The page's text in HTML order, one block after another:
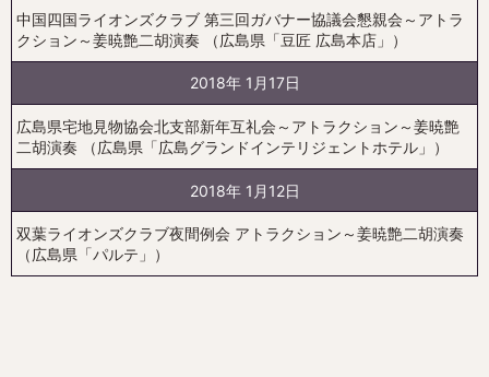
中国四国ライオンズクラブ 第三回ガバナー協議会懇親会～アトラ
クション～姜暁艶二胡演奏 （広島県「豆匠 広島本店」）
2018年 1月17日
広島県宅地見物協会北支部新年互礼会～アトラクション～姜暁艶
二胡演奏 （広島県「広島グランドインテリジェントホテル」）
2018年 1月12日
双葉ライオンズクラブ夜間例会 アトラクション～姜暁艶二胡演奏
（広島県「パルテ」）